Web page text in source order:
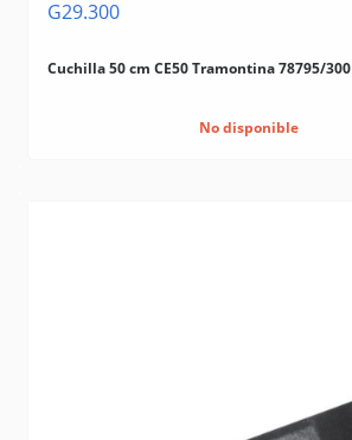
G29.300
Cuchilla 50 cm CE50 Tramontina 78795/300
No disponible